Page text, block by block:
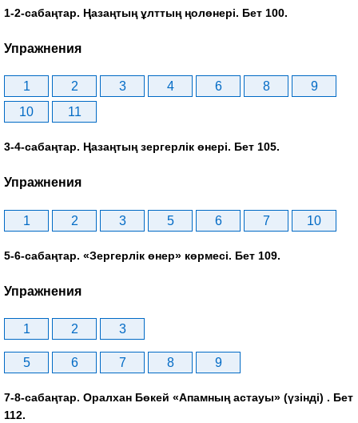
1-2-сабаңтар. Ңазаңтың ұлттың ңолөнері. Бет 100.
Упражнения
1 2 3 4 6 8
9
10
11
3-4-сабаңтар. Ңазаңтың зергерлік өнері. Бет 105.
Упражнения
1 2 3 5 6 7 10
5-6-сабаңтар. «Зергерлік өнер» көрмесі. Бет 109.
Упражнения
1 2 3
5 6 7 8 9
7-8-сабаңтар. Оралхан Бөкей «Апамның астауы» (үзінді) . Бет
112.